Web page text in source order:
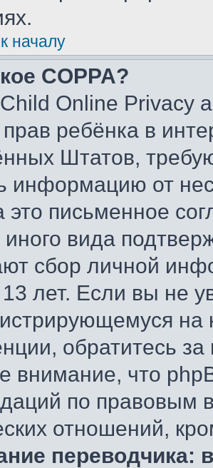
началу
COPPA?
Online Privacy
ребёнка в
Штатов,
информацию от
это письменное
вида
сбор личной
лет. Если вы не
обратитесь
внимание, что
по правовым
отношений,
переводчика: